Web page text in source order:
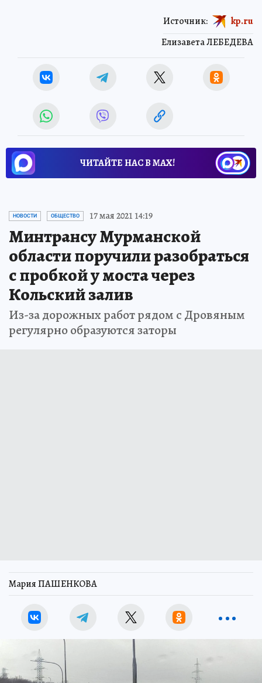
Елизавета ЛЕБЕДЕВА
Источник: kp.ru
ЧИТАЙТЕ НАС В МАХ!
НОВОСТИ ОБЩЕСТВО 17 мая 2021 14:19
Минтрансу Мурманской
области поручили разобраться
с пробкой у моста через
Кольский залив
Из-за дорожных работ рядом с Дровяным
регулярно образуются заторы
Мария ПАШЕНКОВА